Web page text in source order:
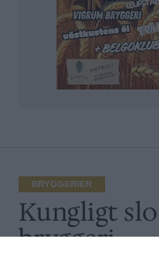
BRYGGERIER
Kungligt
bryggeri